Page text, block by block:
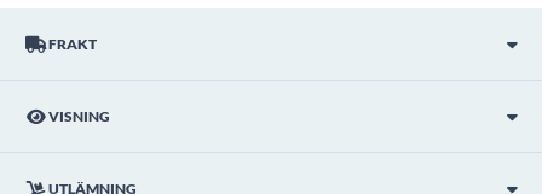
FRAKT
VISNING
UTLÄMNING